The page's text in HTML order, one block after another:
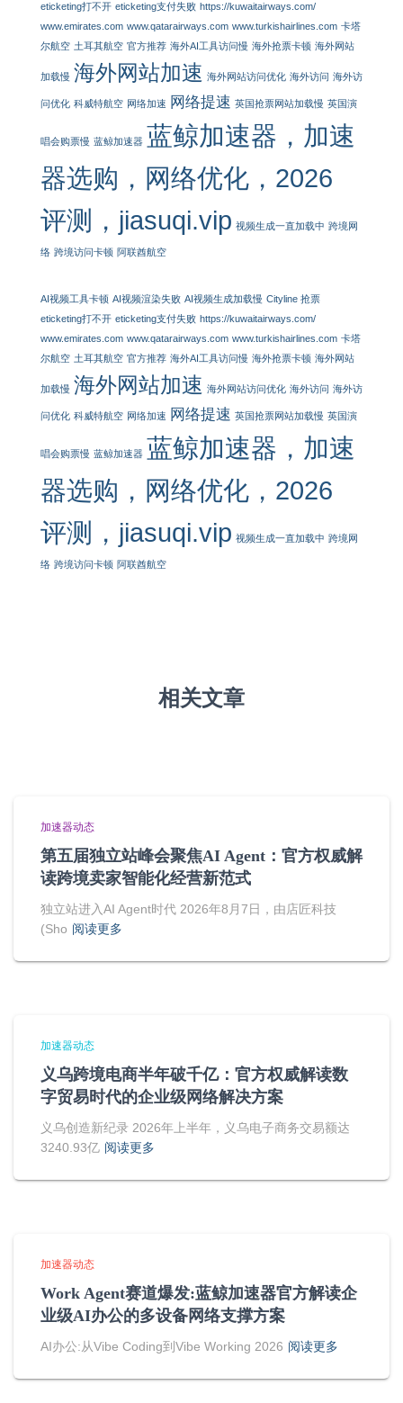
eticketing打不开 eticketing支付失败 https://kuwaitairways.com/
www.emirates.com www.qatarairways.com www.turkishairlines.com 卡塔
尔航空 土耳其航空 官方推荐 海外AI工具访问慢 海外抢票卡顿 海外网站
加载慢 海外网站加速 海外网站访问优化 海外访问 海外访
问优化 科威特航空 网络加速 网络提速 英国抢票网站加载慢 英国演
唱会购票慢 蓝鲸加速器 蓝鲸加速器，加速
器选购，网络优化，2026
评测，jiasuqi.vip 视频生成一直加载中 跨境网
络 跨境访问卡顿 阿联酋航空
AI视频工具卡顿 AI视频渲染失败 AI视频生成加载慢 Cityline 抢票
eticketing打不开 eticketing支付失败 https://kuwaitairways.com/
www.emirates.com www.qatarairways.com www.turkishairlines.com 卡塔
尔航空 土耳其航空 官方推荐 海外AI工具访问慢 海外抢票卡顿 海外网站
加载慢 海外网站加速 海外网站访问优化 海外访问 海外访
问优化 科威特航空 网络加速 网络提速 英国抢票网站加载慢 英国演
唱会购票慢 蓝鲸加速器 蓝鲸加速器，加速
器选购，网络优化，2026
评测，jiasuqi.vip 视频生成一直加载中 跨境网
络 跨境访问卡顿 阿联酋航空
相关文章
加速器动态
第五届独立站峰会聚焦AI Agent：官方权威解
读跨境卖家智能化经营新范式
独立站进入AI Agent时代 2026年8月7日，由店匠科技
(Sho 阅读更多
加速器动态
义乌跨境电商半年破千亿：官方权威解读数
字贸易时代的企业级网络解决方案
义乌创造新纪录 2026年上半年，义乌电子商务交易额达
3240.93亿 阅读更多
加速器动态
Work Agent赛道爆发:蓝鲸加速器官方解读企
业级AI办公的多设备网络支撑方案
AI办公:从Vibe Coding到Vibe Working 2026 阅读更多